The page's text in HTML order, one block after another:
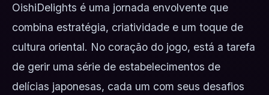
OishiDelights é uma jornada envolvente que
combina estratégia, criatividade e um toque de
cultura oriental. No coração do jogo, está a tarefa
de gerir uma série de estabelecimentos de
delícias japonesas, cada um com seus desafios